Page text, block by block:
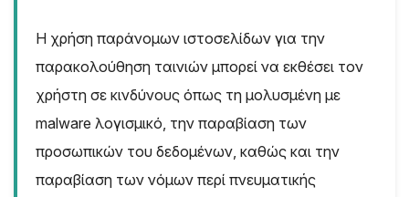
Η χρήση παράνομων ιστοσελίδων για την
παρακολούθηση ταινιών μπορεί να εκθέσει τον
χρήστη σε κινδύνους όπως τη μολυσμένη με
malware λογισμικό, την παραβίαση των
προσωπικών του δεδομένων, καθώς και την
παραβίαση των νόμων περί πνευματικής